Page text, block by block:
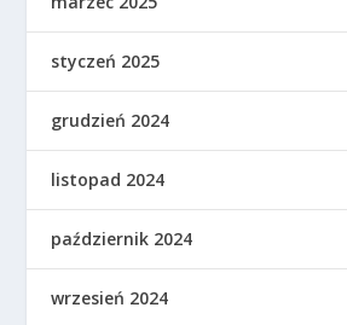
styczeń 2025
grudzień 2024
listopad 2024
październik 2024
wrzesień 2024